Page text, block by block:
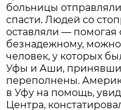
больницы
спасти. Людей со
оставляли — помогая
безнадежному,
человек, у которых
Уфы и Аши,
переполнены.
в Уфу на помощь,
Центра,